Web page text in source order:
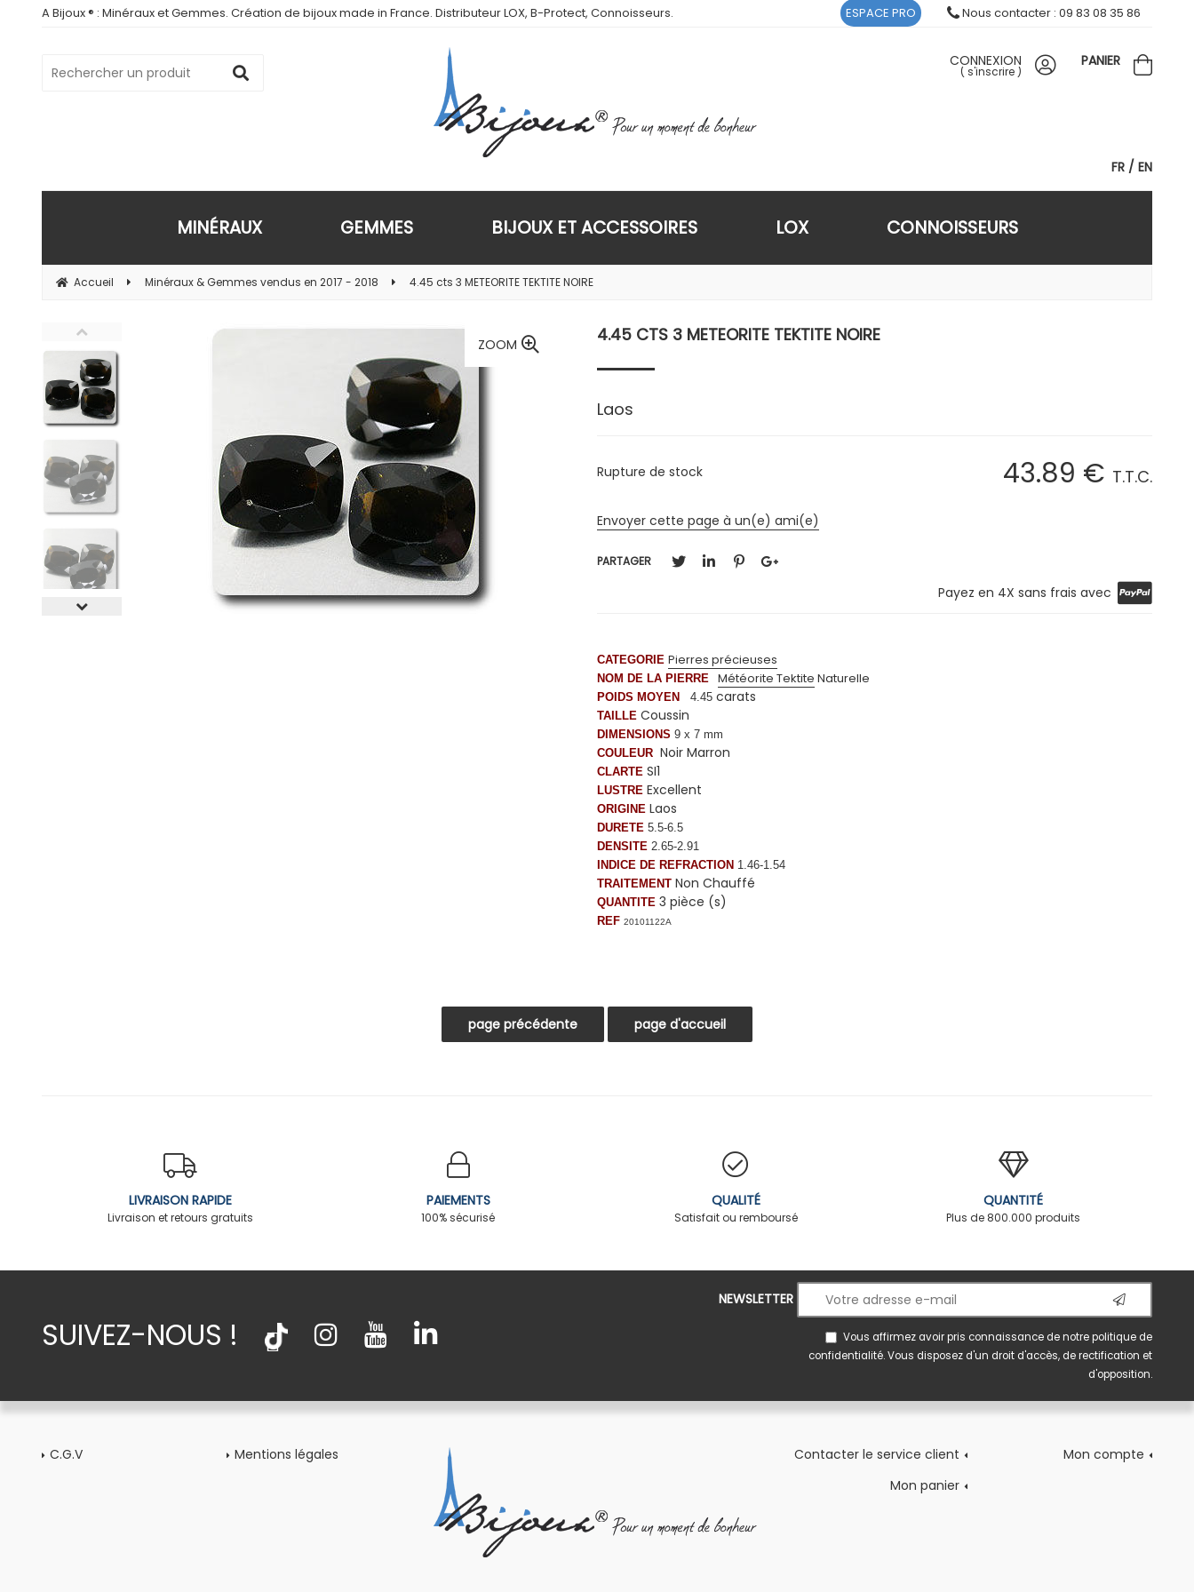
A Bijoux ® : Minéraux et Gemmes. Création de bijoux made in France. Distributeur LOX, B-Protect, Connoisseurs.
FR EN
CONNEXION
( s'inscrire )
PANIER
MINÉRAUX GEMMES BIJOUX ET ACCESSOIRES LOX CONNOISSEURS
Accueil Minéraux & Gemmes vendus en 2017 - 2018 4.45 cts 3 METEORITE TEKTITE NOIRE
ZOOM 4.45 CTS 3 METEORITE TEKTITE NOIRE
Laos
43.89 € T.T.C.
Rupture de stock
Envoyer cette page à un(e) ami(e)
PARTAGER
Payez en 4X sans frais avec
CATEGORIE Pierres précieuses
NOM DE LA PIERRE Météorite Tektite Naturelle
POIDS MOYEN 4.45 carats
TAILLE Coussin
DIMENSIONS 9 x 7 mm
COULEUR Noir Marron
CLARTE SI1
LUSTRE Excellent
ORIGINE Laos
DURETE 5.5-6.5
DENSITE 2.65-2.91
INDICE DE REFRACTION 1.46-1.54
TRAITEMENT Non Chauffé
QUANTITE 3 pièce (s)
REF 20101122A
ESPACE PRO Nous contacter : 09 83 08 35 86
LIVRAISON RAPIDE
Livraison et retours gratuits
PAIEMENTS
100% sécurisé
QUALITÉ
Satisfait ou remboursé
QUANTITÉ
Plus de 800.000 produits
SUIVEZ-NOUS !
NEWSLETTER
Vous affirmez avoir pris connaissance de notrepolitique de
confidentialité. Vous disposez d'un droit d'accès, de rectification et
d'opposition.
C.G.V Mentions légales Contacter le service client
Mon compte
Mon panier